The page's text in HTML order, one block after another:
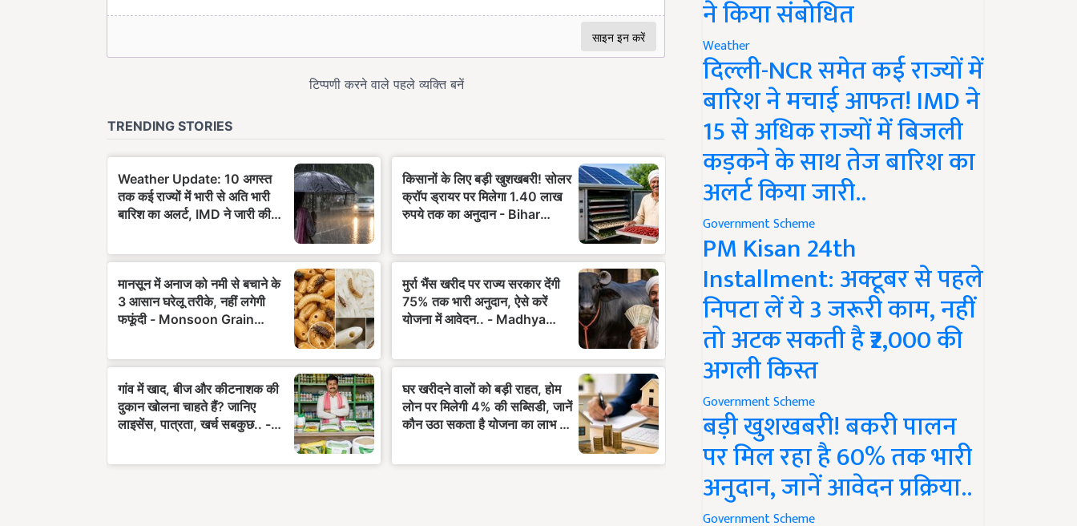
ने किया संबोधित
Weather
दिल्ली-NCR समेत कई राज्यों में
बारिश ने मचाई आफत! IMD ने
15 से अधिक राज्यों में बिजली
कड़कने के साथ तेज बारिश का
अलर्ट किया जारी..
Government Scheme
PM Kisan 24th
Installment: अक्टूबर से पहले
निपटा लें ये 3 जरूरी काम, नहीं
तो अटक सकती है ₹2,000 की
अगली किस्त
Government Scheme
बड़ी खुशखबरी! बकरी पालन
पर मिल रहा है 60% तक भारी
अनुदान, जानें आवेदन प्रक्रिया..
Government Scheme